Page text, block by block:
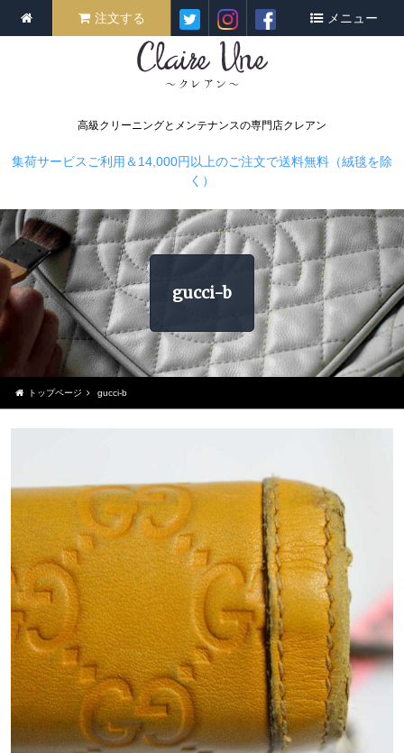
高級クリーニングとメンテナンスの専門店クレアン
注文する メニュー
集荷サービスご利用＆14,000円以上のご注文で送料無料（絨毯を除
く）
gucci-b
トップページ gucci-b